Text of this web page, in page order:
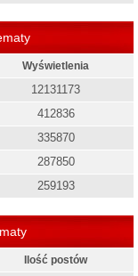
Wyświetlenia
12131173
412836
335870
287850
259193
Ilość postów